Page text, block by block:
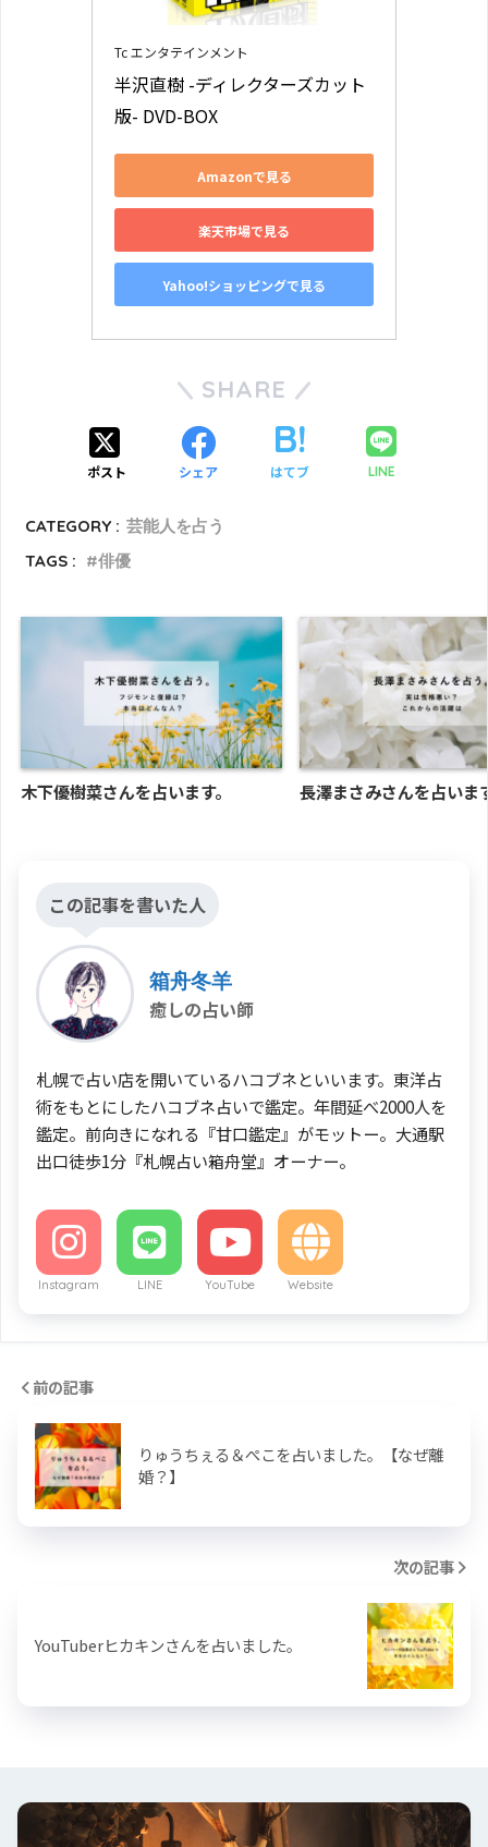
Tc エンタテインメント
半沢直樹 -ディレクターズカット
版- DVD-BOX
Amazonで見る
楽天市場で見る
Yahoo!ショッピングで見る
SHARE
ポスト シェア はてブ LINE
CATEGORY : 芸能人を占う
TAGS :
俳優
木下優樹菜さんを占います。 長澤まさみさんを占いま
この記事を書いた人
箱舟冬羊
癒しの占い師
札幌で占い店を開いているハコブネといいます。東洋占
術をもとにしたハコブネ占いで鑑定。年間延べ2000人を
鑑定。前向きになれる『甘口鑑定』がモットー。大通駅
出口徒歩1分『札幌占い箱舟堂』オーナー。
Instagram LINE YouTube Website
前の記事
りゅうちぇる＆ぺこを占いました。【なぜ離
婚？】
次の記事
YouTuberヒカキンさんを占いました。